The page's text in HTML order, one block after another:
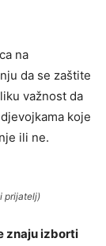
na
da se zaštite
važnost da
koje
ili ne.
prijatelj)
znaju izborti